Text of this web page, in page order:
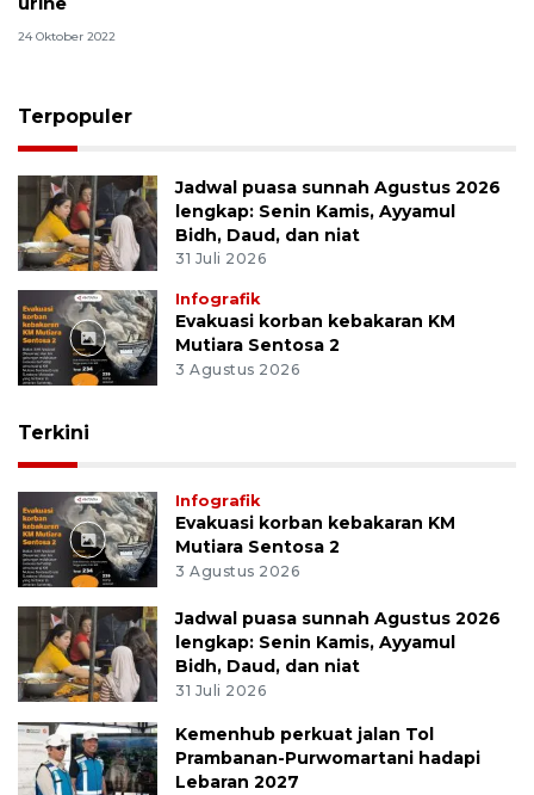
24 Oktober 2022
Terpopuler
Jadwal puasa sunnah Agustus 2026
lengkap: Senin Kamis, Ayyamul
Bidh, Daud, dan niat
31 Juli 2026
Infografik
Evakuasi korban kebakaran KM
Mutiara Sentosa 2
3 Agustus 2026
Terkini
Infografik
Evakuasi korban kebakaran KM
Mutiara Sentosa 2
3 Agustus 2026
Jadwal puasa sunnah Agustus 2026
lengkap: Senin Kamis, Ayyamul
Bidh, Daud, dan niat
31 Juli 2026
Kemenhub perkuat jalan Tol
Prambanan-Purwomartani hadapi
Lebaran 2027